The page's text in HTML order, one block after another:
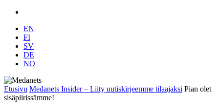
EN
FI
SV
DE
NO
Etusivu Medanets Insider – Liity uutiskirjeemme tilaajaksi​ Pian olet
sisäpiirissämme!